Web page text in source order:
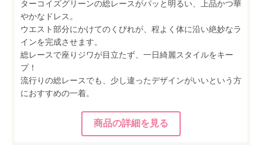
ターコイズグリーンの総レースがパッと明るい、上品かつ華
やかなドレス。
ウエスト部分にかけてのくびれが、程よく体に沿い絶妙なラ
インを完成させます。
総レースで座りジワが目立たず、一日綺麗スタイルをキー
プ！
流行りの総レースでも、少し違ったデザインがいいという方
におすすめの一着。